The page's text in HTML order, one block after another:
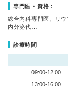
専門医・資格：
総合内科専門医、リ
内分泌代…
診療時間
09:00-12:00
13:00-16:00